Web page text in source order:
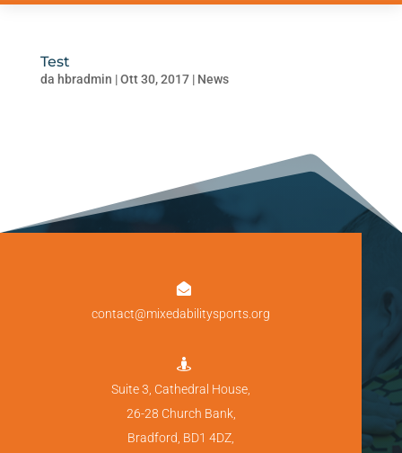
Test
da hbradmin |Ott 30, 2017| News

contact@mixedabilitysports.org

Suite 3, Cathedral House,
26-28 Church Bank,
Bradford, BD1 4DZ,